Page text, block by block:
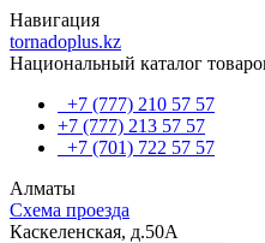
Навигация
tornadoplus.kz
Национальный каталог
+7 (777) 210 57 57
+7 (777) 213 57 57
+7 (701) 722 57 57
Алматы
Схема проезда
Каскеленская, д.50А